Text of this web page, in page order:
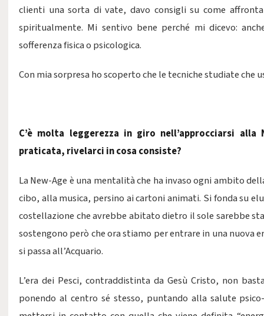
clienti una sorta di vate, davo consigli su come
spiritualmente. Mi sentivo bene perché mi dicevo:
sofferenza fisica o psicologica.
Con mia sorpresa ho scoperto che le tecniche studiate che
C’è molta leggerezza in giro nell’approcciarsi
praticata, rivelarci in cosa consiste?
La New-Age è una mentalità che ha invaso ogni ambito
cibo, alla musica, persino ai cartoni animati. Si fonda su
costellazione che avrebbe abitato dietro il sole sarebbe
sostengono però che ora stiamo per entrare in una nuova
si passa all’Acquario.
L’era dei Pesci, contraddistinta da Gesù Cristo, non
ponendo al centro sé stesso, puntando alla salute